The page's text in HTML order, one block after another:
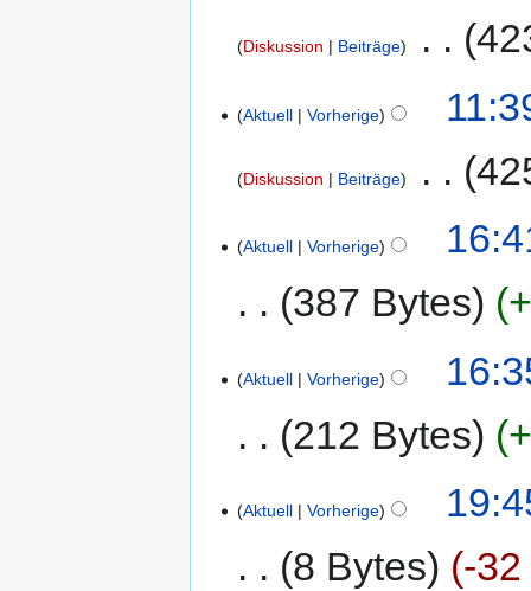
Diskussion Beiträge
Aktuell Vorherige
Diskussion Beiträge
Aktuell Vorherige
387 Bytes
Aktuell Vorherige
212 Bytes
Aktuell Vorherige
8 Bytes
-